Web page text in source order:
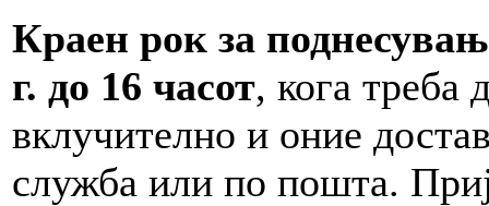
Краен рок за
г. до 16 часот, кога треба
вклучително и оние
служба или по пошта.